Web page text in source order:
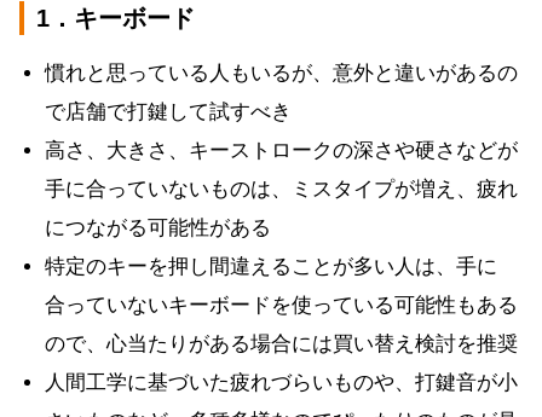
1．キーボード
慣れと思っている人もいるが、意外と違いがあるの
で店舗で打鍵して試すべき
高さ、大きさ、キーストロークの深さや硬さなどが
手に合っていないものは、ミスタイプが増え、疲れ
につながる可能性がある
特定のキーを押し間違えることが多い人は、手に
合っていないキーボードを使っている可能性もある
ので、心当たりがある場合には買い替え検討を推奨
人間工学に基づいた疲れづらいものや、打鍵音が小